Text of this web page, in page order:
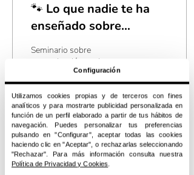
🐾 Lo que nadie te ha
enseñado sobre
comunicación canina
Seminario sobre
comunicación canina con
Cisne Negro Academy en
Espai Wau el 15 y 16 de
noviembre (2025) En Espai
Wau creemos que para
convivir plenamente con
nuestros perros no basta
con enseñar órdenes o
corregir conductas:
necesitamos
1503 0
Configuración
Utilizamos cookies propias y de terceros con fines
analíticos y para mostrarte publicidad personalizada en
función de un perfil elaborado a partir de tus hábitos de
navegación. Puedes personalizar tus preferencias
pulsando en "Configurar", aceptar todas las cookies
haciendo clic en "Aceptar", o rechazarlas seleccionando
"Rechazar". Para más información consulta nuestra
Política de Privacidad y Cookies.